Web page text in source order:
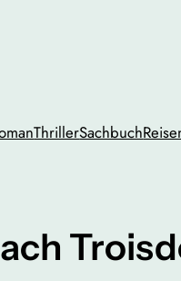
ThrillerSachbuch